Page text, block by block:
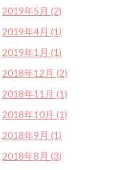
2019年5月 (2)
2019年4月 (1)
2019年1月 (1)
2018年12月 (2)
2018年11月 (1)
2018年10月 (1)
2018年9月 (1)
2018年8月 (3)